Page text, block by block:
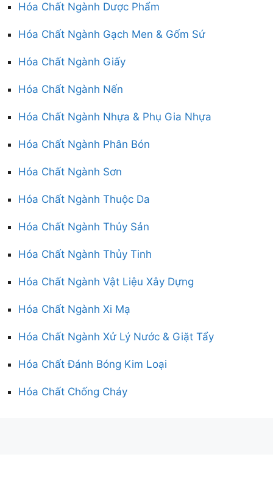
Hóa Chất Ngành Dược Phẩm
Hóa Chất Ngành Gạch Men & Gốm Sứ
Hóa Chất Ngành Giấy
Hóa Chất Ngành Nến
Hóa Chất Ngành Nhựa & Phụ Gia Nhựa
Hóa Chất Ngành Phân Bón
Hóa Chất Ngành Sơn
Hóa Chất Ngành Thuộc Da
Hóa Chất Ngành Thủy Sản
Hóa Chất Ngành Thủy Tinh
Hóa Chất Ngành Vật Liệu Xây Dựng
Hóa Chất Ngành Xi Mạ
Hóa Chất Ngành Xử Lý Nước & Giặt Tẩy
Hóa Chất Đánh Bóng Kim Loại
Hóa Chất Chống Cháy